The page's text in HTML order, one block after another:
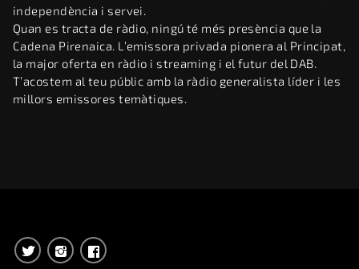
independència i servei.
Quan es tracta de ràdio, ningú té més presència que la
Cadena Pirenaica. L’emissora privada pionera al Principat,
la major oferta en ràdio i streaming i el futur del DAB.
T’acostem al teu públic amb la ràdio generalista líder i les
millors emissores temàtiques.